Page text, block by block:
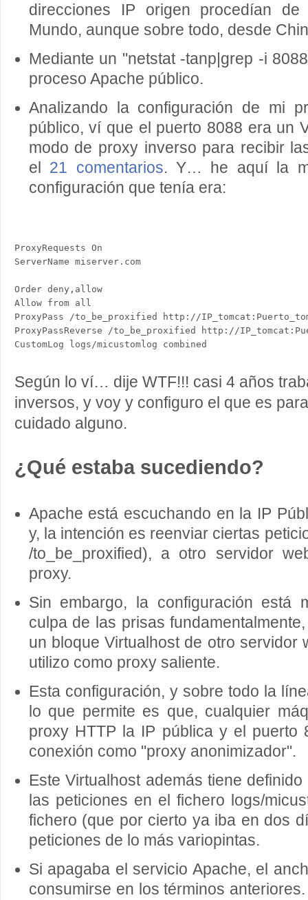
direcciones IP origen procedían
Mundo, aunque sobre todo, desde
Mediante un "netstat -tanp|grep -i
proceso Apache público.
Analizando la configuración de mi
público, ví que el puerto 8088 era un
modo de proxy inverso para recibir
el 21 comentarios. Y… he aquí la
configuración que tenía era:
ProxyRequests On
Order deny,allow
Allow from all
ProxyPass /to_be_proxified http://
ProxyPassReverse /to_be_proxified http://
CustomLog logs/micustomlog combined
Según lo ví… dije WTF!!! casi 4 años
inversos, y voy y configuro el que es
cuidado alguno.
¿Qué estaba sucediendo?
Apache está escuchando en la IP
y, la intención es reenviar ciertas
/to_be_proxified), a otro servidor
proxy.
Sin embargo, la configuración está
culpa de las prisas
un bloque Virtualhost de otro servidor
utilizo como proxy saliente.
Esta configuración, y sobre todo la
lo que permite es que, cualquier
proxy HTTP la IP pública y el puerto
conexión como "proxy anonimizador".
Este Virtualhost además tiene
las peticiones en el fichero logs/
fichero (que por cierto ya iba en dos
peticiones de lo más variopintas.
Si apagaba el servicio Apache, el
consumirse en los términos